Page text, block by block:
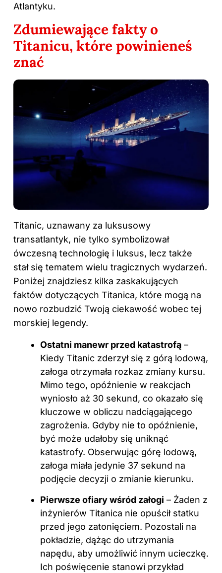
Atlantyku.
Zdumiewające fakty o
Titanicu, które powinieneś
znać
Titanic, uznawany za luksusowy
transatlantyk, nie tylko symbolizował
ówczesną technologię i luksus, lecz także
stał się tematem wielu tragicznych wydarzeń.
Poniżej znajdziesz kilka zaskakujących
faktów dotyczących Titanica, które mogą na
nowo rozbudzić Twoją ciekawość wobec tej
morskiej legendy.
Ostatni manewr przed katastrofą –
Kiedy Titanic zderzył się z górą lodową,
załoga otrzymała rozkaz zmiany kursu.
Mimo tego, opóźnienie w reakcjach
wyniosło aż 30 sekund, co okazało się
kluczowe w obliczu nadciągającego
zagrożenia. Gdyby nie to opóźnienie,
być może udałoby się uniknąć
katastrofy. Obserwując górę lodową,
załoga miała jedynie 37 sekund na
podjęcie decyzji o zmianie kierunku.
Pierwsze ofiary wśród załogi – Żaden z
inżynierów Titanica nie opuścił statku
przed jego zatonięciem. Pozostali na
pokładzie, dążąc do utrzymania
napędu, aby umożliwić innym ucieczkę.
Ich poświęcenie stanowi przykład